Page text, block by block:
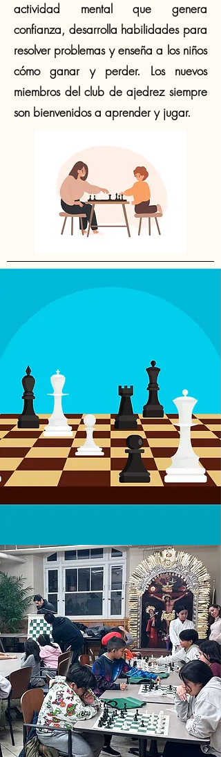
actividad mental que genera
confianza, desarrolla habilidades para
resolver problemas y enseña a los niños
cómo ganar y perder. Los nuevos
miembros del club de ajedrez siempre
son bienvenidos a aprender y jugar.